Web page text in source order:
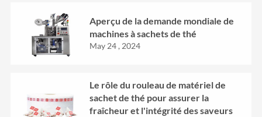
Aperçu de la demande mondiale de
machines à sachets de thé
May 24 , 2024
Le rôle du rouleau de matériel de
sachet de thé pour assurer la
fraîcheur et l'intégrité des saveurs